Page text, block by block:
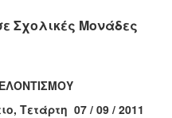
Σχολικές Μονάδες
07 / 09 / 2011